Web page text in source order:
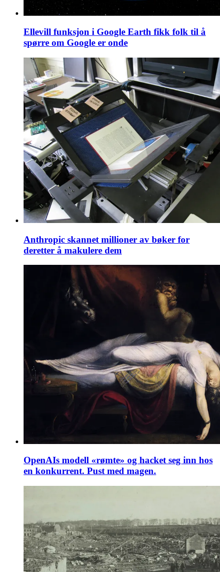
Ellevill funksjon i Google Earth fikk folk til å
spørre om Google er onde
Anthropic skannet millioner av bøker for
deretter å makulere dem
OpenAIs modell «rømte» og hacket seg inn hos
en konkurrent. Pust med magen.